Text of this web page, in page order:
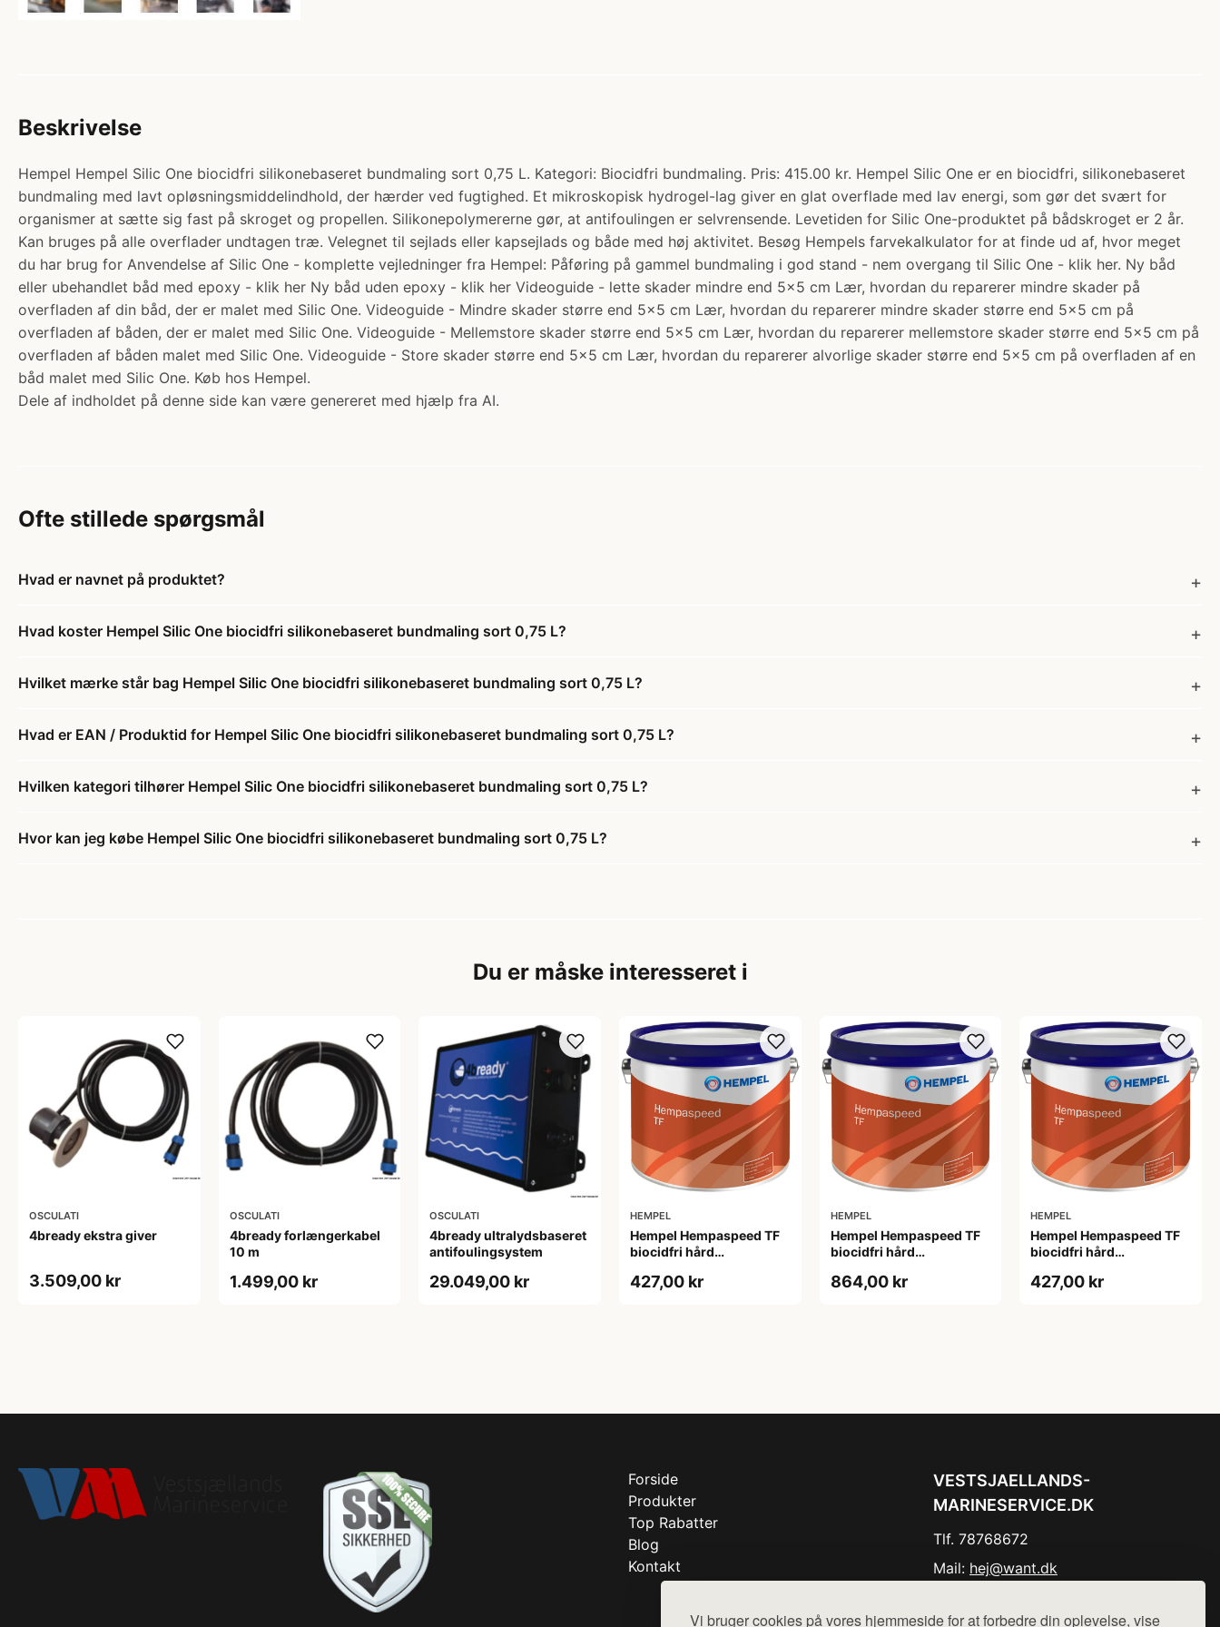
Vi bruger cookies på vores hjemmeside for at forbedre din oplevelse, vise
Beskrivelse
Hempel Hempel Silic One biocidfri silikonebaseret bundmaling sort 0,75 L. Kategori: Biocidfri bundmaling. Pris: 415.00 kr. Hempel Silic One er en biocidfri, silikonebaseret
bundmaling med lavt opløsningsmiddelindhold, der hærder ved fugtighed. Et mikroskopisk hydrogel-lag giver en glat overflade med lav energi, som gør det svært for
organismer at sætte sig fast på skroget og propellen. Silikonepolymererne gør, at antifoulingen er selvrensende. Levetiden for Silic One-produktet på bådskroget er 2 år.
Kan bruges på alle overflader undtagen træ. Velegnet til sejlads eller kapsejlads og både med høj aktivitet. Besøg Hempels farvekalkulator for at finde ud af, hvor meget
du har brug for Anvendelse af Silic One - komplette vejledninger fra Hempel: Påføring på gammel bundmaling i god stand - nem overgang til Silic One - klik her. Ny båd
eller ubehandlet båd med epoxy - klik her Ny båd uden epoxy - klik her Videoguide - lette skader mindre end 5x5 cm Lær, hvordan du reparerer mindre skader på
overfladen af din båd, der er malet med Silic One. Videoguide - Mindre skader større end 5x5 cm Lær, hvordan du reparerer mindre skader større end 5x5 cm på
overfladen af båden, der er malet med Silic One. Videoguide - Mellemstore skader større end 5×5 cm Lær, hvordan du reparerer mellemstore skader større end 5x5 cm på
overfladen af båden malet med Silic One. Videoguide - Store skader større end 5×5 cm Lær, hvordan du reparerer alvorlige skader større end 5x5 cm på overfladen af en
båd malet med Silic One. Køb hos Hempel.
Dele af indholdet på denne side kan være genereret med hjælp fra AI.
Ofte stillede spørgsmål
Hvad er navnet på produktet?
Hvad koster Hempel Silic One biocidfri silikonebaseret bundmaling sort 0,75 L?
Hvilket mærke står bag Hempel Silic One biocidfri silikonebaseret bundmaling sort 0,75 L?
Hvad er EAN / Produktid for Hempel Silic One biocidfri silikonebaseret bundmaling sort 0,75 L?
Hvilken kategori tilhører Hempel Silic One biocidfri silikonebaseret bundmaling sort 0,75 L?
Hvor kan jeg købe Hempel Silic One biocidfri silikonebaseret bundmaling sort 0,75 L?
Du er måske interesseret i
OSCULATI
4bready ekstra giver
3.509,00 kr
OSCULATI
4bready forlængerkabel
10 m
1.499,00 kr
OSCULATI
4bready ultralydsbaseret
antifoulingsystem
29.049,00 kr
HEMPEL
Hempel Hempaspeed TF
biocidfri hård
427,00 kr
HEMPEL
Hempel Hempaspeed TF
biocidfri hård
864,00 kr
HEMPEL
Hempel Hempaspeed TF
biocidfri hård
427,00 kr
Forside
Produkter
Top Rabatter
Blog
Kontakt
VESTSJAELLANDS-
MARINESERVICE.DK
Tlf. 78768672
Mail: hej@want.dk